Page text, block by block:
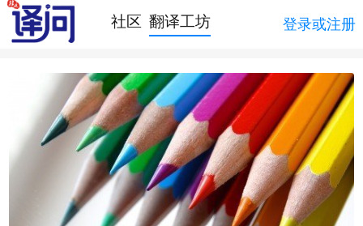
社区 翻译工坊 登录或注册